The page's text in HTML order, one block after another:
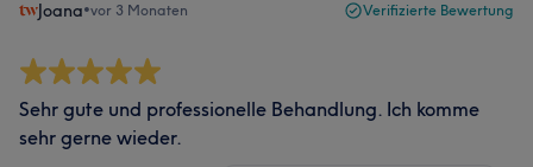
Joana•vor 3 Monaten Verifizierte Bewertung
Sehr gute und professionelle Behandlung. Ich komme
sehr gerne wieder.